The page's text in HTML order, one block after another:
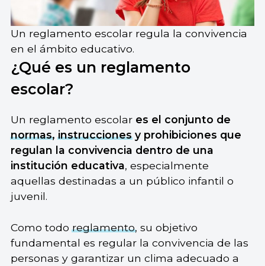
Un reglamento escolar regula la convivencia
en el ámbito educativo.
¿Qué es un reglamento
escolar?
Un reglamento escolar es el conjunto de
normas,instruccionesy prohibiciones que
regulan la convivencia dentro de una
institución educativa, especialmente
aquellas destinadas a un público infantil o
juvenil.
Como todoreglamento, su objetivo
fundamental es regular la convivencia de las
personas y garantizar un clima adecuado a